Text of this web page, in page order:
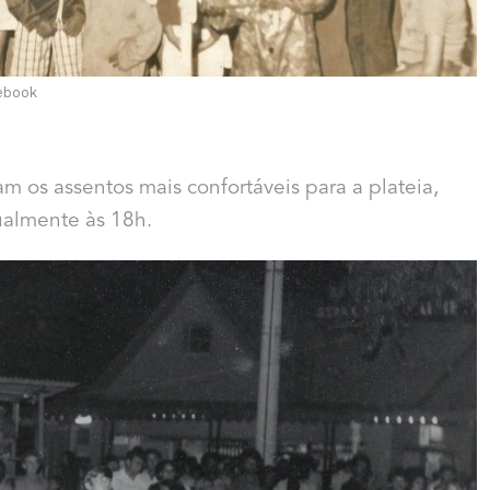
os assentos mais confortáveis para a plateia,
às 18h.